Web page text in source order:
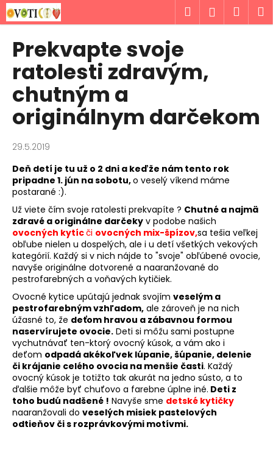
Prejsť
na
obsah
Hľadať
Prekvapte svoje
ratolesti zdravým,
chutným a
originálnym darčekom
29.5.2019
Deň detí je tu už o 2 dni a keďže nám tento rok
pripadne 1. jún na sobotu,o veselý víkend máme
postarané :).
Už viete čím svoje ratolesti prekvapíte ? Chutné a najmä
zdravé a originálne darčeky v podobe našich
ovocných kytícči ovocných mix-špízov,sa tešia veľkej
obľube nielen u dospelých, ale i u detí všetkých vekových
kategórií. Každý si v nich nájde to "svoje" obľúbené ovocie,
navyše originálne dotvorené a naaranžované do
pestrofarebných a voňavých kytičiek.
Ovocné kytice upútajú jednak svojím veselým a
pestrofarebným vzhľadom, ale zároveň je na nich
úžasné to, že deťom hravou a zábavnou formou
naservírujete ovocie. Deti si môžu sami postupne
vychutnávať ten-ktorý ovocný kúsok, a vám ako i
deťom odpadá akékoľvek lúpanie, šúpanie, delenie
či krájanie celého ovocia na menšie časti. Každý
ovocný kúsok je totižto tak akurát na jedno sústo, a to
ďalšie môže byť chuťovo a farebne úplne iné. Deti z
toho budú nadšené ! Navyše sme detské kytičky
naaranžovali do veselých misiek pastelových
odtieňov či s rozprávkovými motívmi.
K
o
Č
o
p
o
t
r
e
b
u
j
e
t
e
n
á
j
s
ť
?
HĽADAŤ